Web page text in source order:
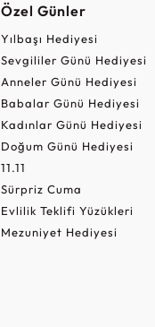
Özel Günler
Yılbaşı Hediyesi
Sevgililer Günü Hediyesi
Anneler Günü Hediyesi
Babalar Günü Hediyesi
Kadınlar Günü Hediyesi
Doğum Günü Hediyesi
11.11
Sürpriz Cuma
Evlilik Teklifi Yüzükleri
Mezuniyet Hediyesi